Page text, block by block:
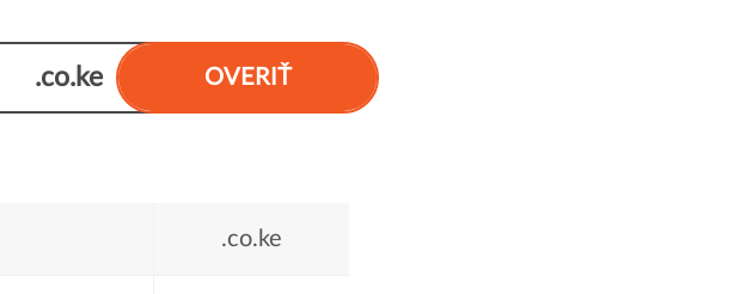
OVERIŤ
.co.ke
.co.ke